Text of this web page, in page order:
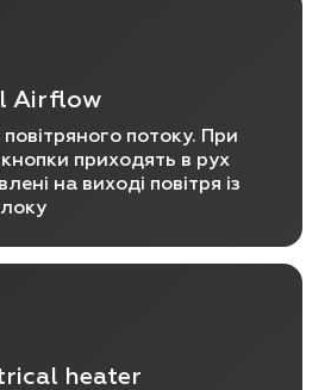
Airﬂow
потоку. При
кнопки приходять в рух
на виході повітря із
heater